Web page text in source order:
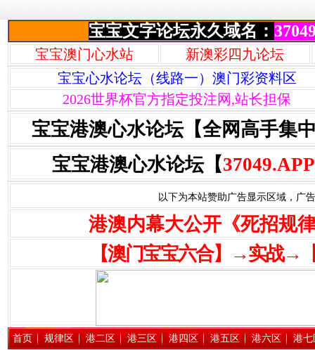
宝宝文字论坛永久域名：
宝宝澳门心水站
新澳彩四九论坛
宝宝心水论坛（线路一）澳门彩资料区
2026世界杯官方指定投注网,站长担保
宝宝港澳心水论坛【全网高手集
宝宝港澳心水论坛【37049.APP
以下为本站赞助广告显示区域，广
港澳内幕大公开《死招规
【澳门宝宝六合】→实战→
首页 规律区 港二区 港三区 港四区 港五区 港六区 港七